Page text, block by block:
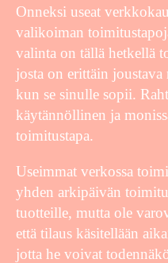
Onneksi useat
valikoiman
valinta on tällä hetkellä
josta on erittäin
kun se sinulle sopii.
käytännöllinen ja
toimitustapa.
Useimmat verkossa
yhden arkipäivän
tuotteille, mutta ole
että tilaus käsitellään
jotta he voivat